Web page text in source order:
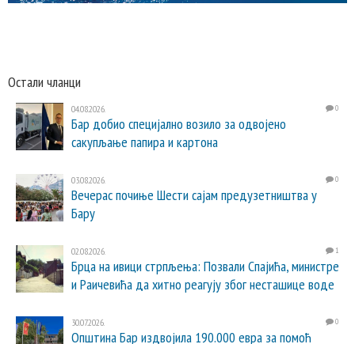
Остали чланци
04.08.2026. 0
Бар добио специјално возило за одвојено
сакупљање папира и картона
03.08.2026. 0
Вечерас почиње Шести сајам предузетништва у
Бару
02.08.2026. 1
Брца на ивици стрпљења: Позвали Спајића, министре
и Раичевића да хитно реагују због несташице воде
30.07.2026. 0
Општина Бар издвојила 190.000 евра за помоћ